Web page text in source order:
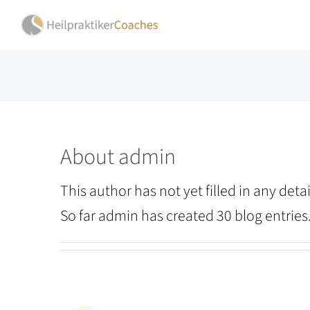
Skip
Aboutadmin
This author has not yet filled in any
So far admin has created 30 blog entries.